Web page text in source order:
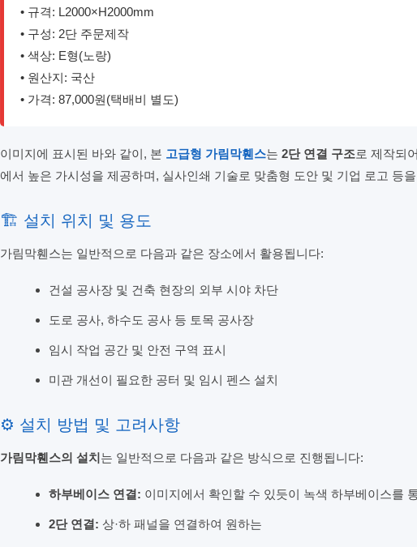
• 규격: L2000×H2000mm
• 구성: 2단 주문제작
• 색상: E형(노랑)
• 원산지: 국산
• 가격: 87,000원(택배비 별도)
이미지에 표시된 바와 같이, 본 고급형 가림막휀스는 2단 연결 구조로 제작되
에서 높은 가시성을 제공하며, 실사인쇄 기술로 맞춤형 도안 및 기업 로고 등
🏗️ 설치 위치 및 용도
가림막휀스는 일반적으로 다음과 같은 장소에서 활용됩니다:
건설 공사장 및 건축 현장의 외부 시야 차단
도로 공사, 하수도 공사 등 토목 공사장
임시 작업 공간 및 안전 구역 표시
미관 개선이 필요한 공터 및 임시 펜스 설치
⚙️ 설치 방법 및 고려사항
가림막휀스의 설치는 일반적으로 다음과 같은 방식으로 진행됩니다:
하부베이스 연결: 이미지에서 확인할 수 있듯이 녹색 하부베이스를
2단 연결: 상·하 패널을 연결하여 원하는